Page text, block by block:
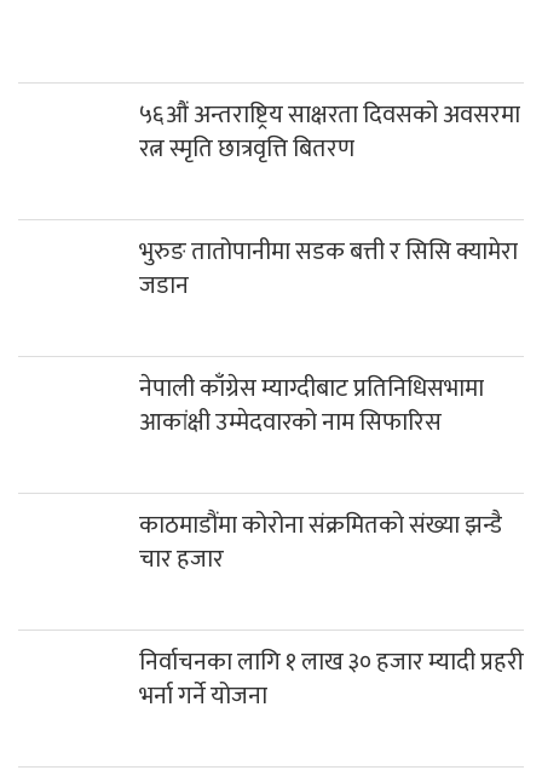
५६औं अन्तराष्ट्रिय साक्षरता दिवसको अवसरमा
रत्न स्मृति छात्रवृत्ति बितरण
भुरुङ तातोपानीमा सडक बत्ती र सिसि क्यामेरा
जडान
नेपाली काँग्रेस म्याग्दीबाट प्रतिनिधिसभामा
आकांक्षी उम्मेदवारको नाम सिफारिस
काठमाडौंमा कोरोना संक्रमितको संख्या झन्डै
चार हजार
निर्वाचनका लागि १ लाख ३० हजार म्यादी प्रहरी
भर्ना गर्ने योजना